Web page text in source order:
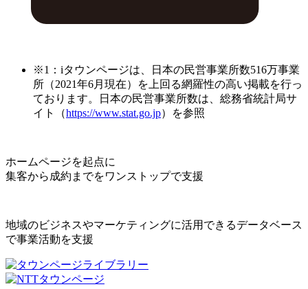
※1：iタウンページは、日本の民営事業所数516万事業
所（2021年6月現在）を上回る網羅性の高い掲載を行っ
ております。日本の民営事業所数は、総務省統計局サ
イト（https://www.stat.go.jp）を参照
ホームページを起点に
集客から成約までをワンストップで支援
地域のビジネスやマーケティングに活用できるデータベース
で事業活動を支援